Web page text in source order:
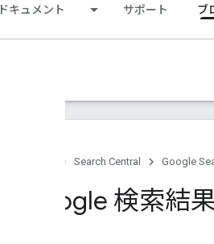
ドキュメント サポート ブ
Search Central Google
Google 検索結